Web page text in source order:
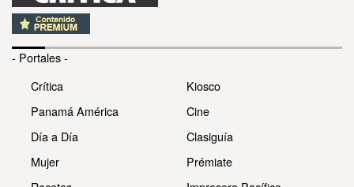
- Portales -
Crítica
Panamá América
Día a Día
Mujer
Kiosco
Cine
Clasiguía
Prémiate